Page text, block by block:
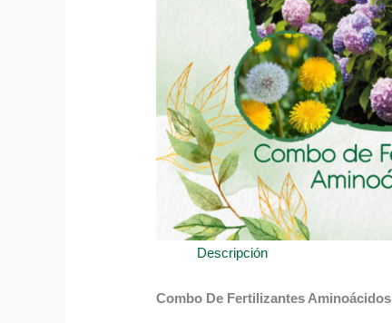
Descripción
Combo De Fertilizantes Aminoácidos